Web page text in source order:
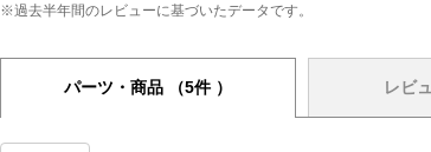
※過去半年間のレビューに基づいたデータです。
パーツ・商品 （5件 ） レビ